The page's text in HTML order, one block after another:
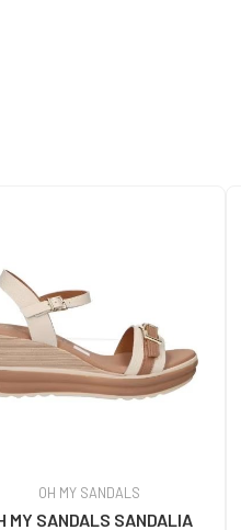
OH MY SANDALS
MY SANDALS SANDALIA